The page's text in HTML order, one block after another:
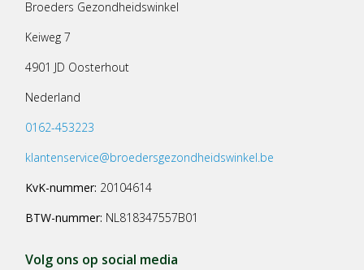
Broeders Gezondheidswinkel
Keiweg 7
4901 JD Oosterhout
Nederland
0162-453223
klantenservice@broedersgezondheidswinkel.be
KvK-nummer: 20104614
BTW-nummer: NL818347557B01
Volg ons op social media